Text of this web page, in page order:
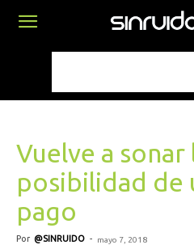
Vuelve a sonar
posibilidad de
pago
Por @SINRUIDO - mayo 7, 2018